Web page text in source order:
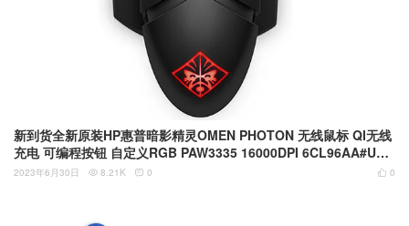
新到货全新原装HP惠普暗影精灵OMEN PHOTON 无线鼠标 QI无线
充电 可编程按钮 自定义RGB PAW3335 16000DPI 6CL96AA#UUF
L54089-001
 0
2023年6月30日  8.21K  0